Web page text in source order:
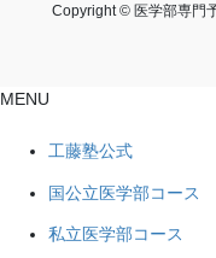
Copyright © 医学部専門
MENU
工藤塾公式
国公立医学部コース
私立医学部コース